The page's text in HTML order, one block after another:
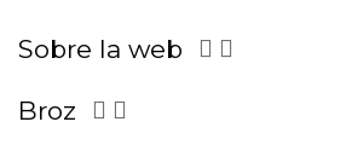
Sobre la web  
Broz  